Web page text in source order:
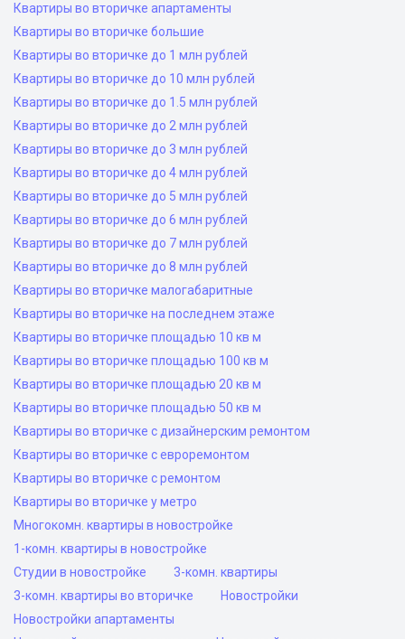
Квартиры во вторичке апартаменты
Квартиры во вторичке большие
Квартиры во вторичке до 1 млн рублей
Квартиры во вторичке до 10 млн рублей
Квартиры во вторичке до 1.5 млн рублей
Квартиры во вторичке до 2 млн рублей
Квартиры во вторичке до 3 млн рублей
Квартиры во вторичке до 4 млн рублей
Квартиры во вторичке до 5 млн рублей
Квартиры во вторичке до 6 млн рублей
Квартиры во вторичке до 7 млн рублей
Квартиры во вторичке до 8 млн рублей
Квартиры во вторичке малогабаритные
Квартиры во вторичке на последнем этаже
Квартиры во вторичке площадью 10 кв м
Квартиры во вторичке площадью 100 кв м
Квартиры во вторичке площадью 20 кв м
Квартиры во вторичке площадью 50 кв м
Квартиры во вторичке с дизайнерским ремонтом
Квартиры во вторичке с евроремонтом
Квартиры во вторичке с ремонтом
Квартиры во вторичке у метро
Многокомн. квартиры в новостройке
1-комн. квартиры в новостройке
Студии в новостройке
3-комн. квартиры
3-комн. квартиры во вторичке
Новостройки
Новостройки апартаменты